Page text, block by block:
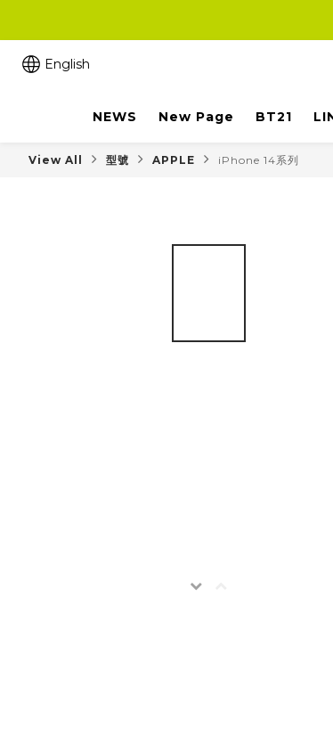
English
NEWS New Page BT21
View All 型號 APPLE iPhone 14系列